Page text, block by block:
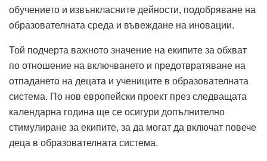
обучението и извънкласните дейности, подобряване на
образователната среда и въвеждане на иновации.
Той подчерта важното значение на екипите за обхват
по отношение на включването и предотвратяване на
отпадането на децата и учениците в образователната
система. По нов европейски проект през следващата
календарна година ще се осигури допълнително
стимулиране за екипите, за да могат да включат повече
деца в образователната система.